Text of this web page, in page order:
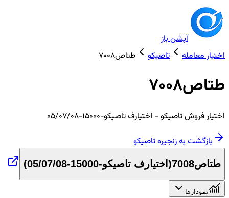
آپشن باز
اختیار معامله
تاصیکو طتاص7008
طتاص7008
اختیارفروشتاصیکو- اختیارف تاصیکو-15000-05/07/08
بازگشت به زنجیرهتاصیکو
طتاص7008 ( اختیارف تاصیکو-15000-05/07/08 )
نمودارها